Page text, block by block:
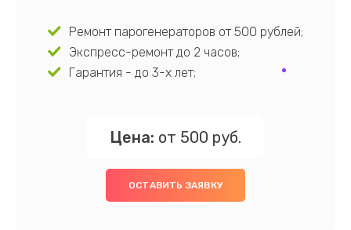
Ремонт парогенераторов от 500 рублей;
Экспресс-ремонт до 2 часов;
Гарантия - до 3-х лет;
Цена: от 500 руб.
ОСТАВИТЬ ЗАЯВКУ